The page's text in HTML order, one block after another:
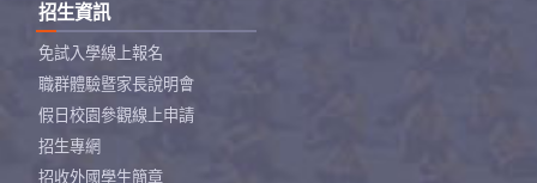
招生資訊
免試入學線上報名
職群體驗暨家長說明會
假日校園參觀線上申請
招生專網
招收外國學生簡章